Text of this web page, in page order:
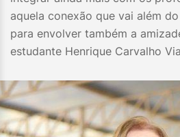
aquela conexão que vai além
para envolver também a
estudante Henrique Carvalho